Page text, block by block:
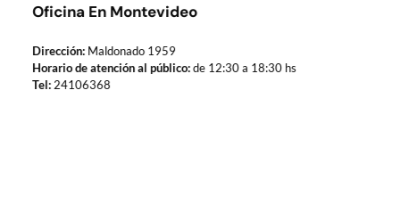
Oficina En Montevideo
Dirección:Maldonado 1959
Horario de atención al público:de 12:30 a 18:30 hs
Tel:24106368